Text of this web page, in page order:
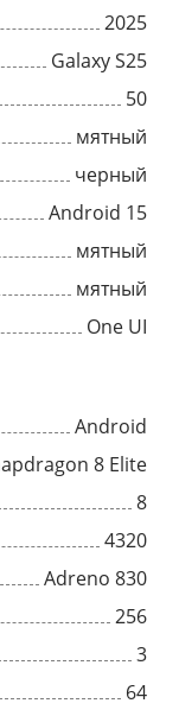
2025
Galaxy S25
50
мятный
черный
Android 15
мятный
мятный
One UI
Android
8 Elite
8
4320
Adreno 830
256
3
64